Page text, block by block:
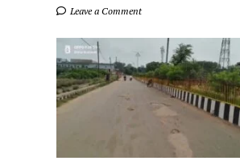
Leave a Comment